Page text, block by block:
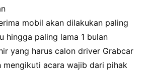
mobil akan dilakukan paling
hingga paling lama 1 bulan
yang harus calon driver Grabcar
mengikuti acara wajib dari pihak